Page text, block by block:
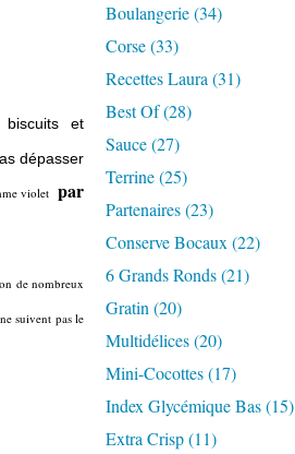
biscuits et
dépasser
violet par
de nombreux
suivent pas le
Boulangerie (34)
Corse (33)
Recettes Laura (31)
Best Of (28)
Sauce (27)
Terrine (25)
Partenaires (23)
Conserve Bocaux (22)
6 Grands Ronds (21)
Gratin (20)
Multidélices (20)
Mini-Cocottes (17)
Index Glycémique Bas (15)
Extra Crisp (11)